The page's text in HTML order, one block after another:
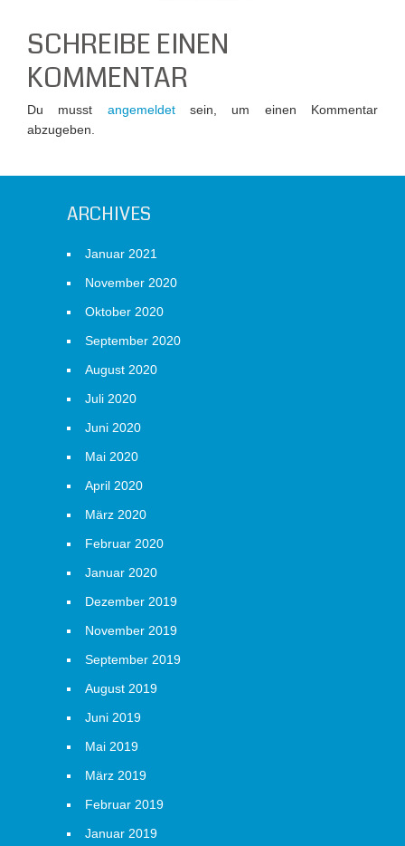
SCHREIBE EINEN
KOMMENTAR
Du musst angemeldetsein, um einen Kommentar
abzugeben.
ARCHIVES
Januar 2021
November 2020
Oktober 2020
September 2020
August 2020
Juli 2020
Juni 2020
Mai 2020
April 2020
März 2020
Februar 2020
Januar 2020
Dezember 2019
November 2019
September 2019
August 2019
Juni 2019
Mai 2019
März 2019
Februar 2019
Januar 2019